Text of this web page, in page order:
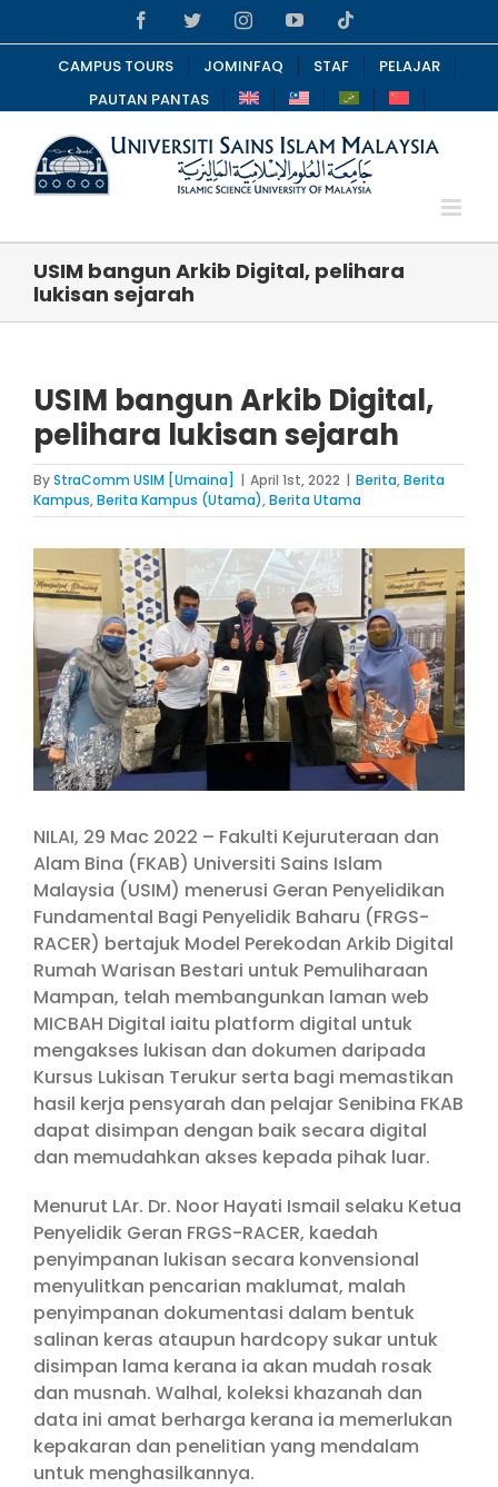
to
content
FacebookTwitterInstagramYouTube
CAMPUS TOURS JOMINFAQ STAF
PELAJAR
PAUTAN PANTAS
USIM bangun Arkib Digital, pelihara
lukisan sejarah
USIM bangun Arkib Digital,
pelihara lukisan sejarah
ByStraComm USIM [Umaina] | April 1st, 2022 | Berita,Berita
Kampus,Berita Kampus (Utama),Berita Utama
Larger
Image
NILAI, 29 Mac 2022 – Fakulti Kejuruteraan dan
Alam Bina (FKAB) Universiti Sains Islam
Malaysia (USIM) menerusi Geran Penyelidikan
Fundamental Bagi Penyelidik Baharu (FRGS-
RACER) bertajuk Model Perekodan Arkib Digital
Rumah Warisan Bestari untuk Pemuliharaan
Mampan, telah membangunkan laman web
MICBAH Digital iaitu platform digital untuk
mengakses lukisan dan dokumen daripada
Kursus Lukisan Terukur serta bagi memastikan
hasil kerja pensyarah dan pelajar Senibina FKAB
dapat disimpan dengan baik secara digital
dan memudahkan akses kepada pihak luar.
Menurut LAr. Dr. Noor Hayati Ismail selaku Ketua
Penyelidik Geran FRGS-RACER, kaedah
penyimpanan lukisan secara konvensional
menyulitkan pencarian maklumat, malah
penyimpanan dokumentasi dalam bentuk
salinan keras ataupun hardcopy sukar untuk
disimpan lama kerana ia akan mudah rosak
dan musnah. Walhal, koleksi khazanah dan
data ini amat berharga kerana ia memerlukan
kepakaran dan penelitian yang mendalam
untuk menghasilkannya.